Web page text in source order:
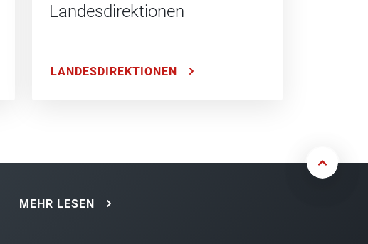
Landesdirektionen
LANDESDIREKTIONEN
MEHR LESEN